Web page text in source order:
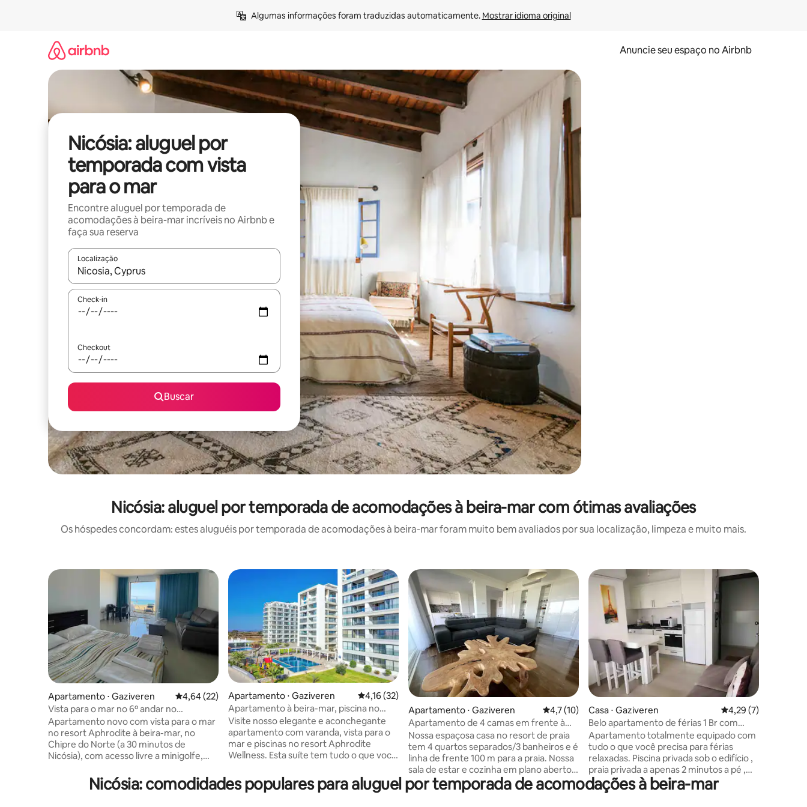
Algumas informações foram traduzidas automaticamente. Mostrar idioma original
Anuncie seu espaço no Airbnb
Nicósia: aluguel por
temporada com vista
para o mar
Encontre aluguel por temporada de
acomodações à beira-mar incríveis no Airbnb e
faça sua reserva
Localização
Quando os resultados estiverem disponíveis, explore-os usando as seta para cima e para baixo do teclado ou tocando e deslizando o dedo na tela.
Check-in
Checkout
Buscar
Nicósia: aluguel por temporada de acomodações à beira-mar com ótimas avaliações
Os hóspedes concordam: estes aluguéis por temporada de acomodações à beira-mar foram muito bem avaliados por sua localização, limpeza e muito mais.
Apartamento ⋅ Gaziveren 4,64 de uma avaliação média de 5, 22 avaliações
4,64 (22)
Vista para o mar no 6º andar no
Aphrodite Beach Resort
Apartamento novo com vista para o mar
no resort Aphrodite à beira-mar, no
Chipre do Norte (a 30 minutos de
Nicósia), com acesso livre a minigolfe,
do mar e aquecida no prédio) e
3 restaurantes no resort. Entrega de
Apartamento ⋅ Gaziveren 4,16 de uma avaliação média de 5, 32 avaliações
4,16 (32)
Apartamento à beira-mar, piscina no
terraço - Aphrodite Wellness
Visite nosso elegante e aconchegante
apartamento com varanda, vista para o
mar e piscinas no resort Aphrodite
Wellness. Esta suíte tem tudo o que você
montanhas próximas - Vários
restaurantes e bares com cozinha
Apartamento ⋅ Gaziveren 4,7 de uma avaliação média de 5, 10 avaliações
4,7 (10)
Apartamento de 4 camas em frente à
praia no resort
Nossa espaçosa casa no resort de praia
tem 4 quartos separados/3 banheiros e é
linha de frente 100 m para a praia. Nossa
sala de estar e cozinha em plano aberto
tem portas deslizantes para o grande
terraço frontal com vista para o mar,
Casa ⋅ Gaziveren 4,29 de uma
4,29 (7)
Belo apartamento de férias 1 Br com
varanda
Apartamento totalmente equipado com
tudo o que você precisa para férias
relaxadas. Piscina privada sob o edifício ,
praia privada a apenas 2 minutos a pé ,
atividades divertidas para crianças e
adultos , spa , academia , melhor
Nicósia: comodidades populares para aluguel por temporada de acomodações à beira-mar